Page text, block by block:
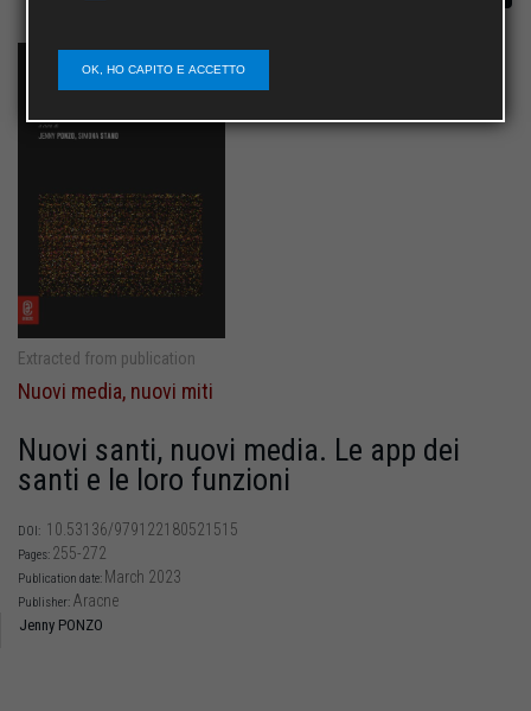
Extracted from publication
Nuovi media, nuovi miti
Nuovi santi, nuovi media. Le app dei
santi e le loro funzioni
DOI: 10.53136/979122180521515
Pages: 255-272
Publication date: March 2023
Publisher: Aracne
Jenny PONZO
OK, HO CAPITO E ACCETTO